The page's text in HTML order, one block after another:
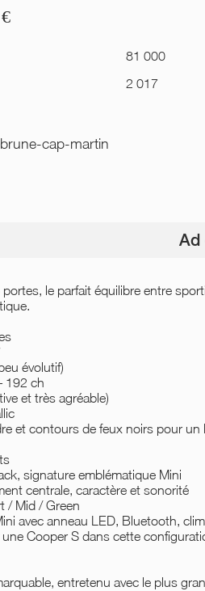
€
81 000
2 017
cap-martin
Ad
le parfait équilibre entre
évolutif)
192 ch
et très agréable)
et contours de feux noirs pour
signature emblématique Mini
centrale, caractère et sonorité
/ Mid / Green
avec anneau LED, Bluetooth,
Cooper S dans cette
entretenu avec le plus